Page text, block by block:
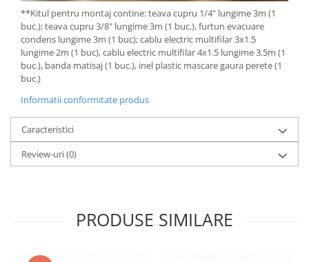
**Kitul pentru montaj contine: teava cupru 1/4" lungime 3m (1
buc.); teava cupru 3/8" lungime 3m (1 buc.), furtun evacuare
condens lungime 3m (1 buc); cablu electric multifilar 3x1.5
lungime 2m (1 buc), cablu electric multifilar 4x1.5 lungime 3.5m (1
buc.), banda matisaj (1 buc.), inel plastic mascare gaura perete (1
buc.)
Informatii conformitate produs
Caracteristici
Review-uri(0)
PRODUSE SIMILARE